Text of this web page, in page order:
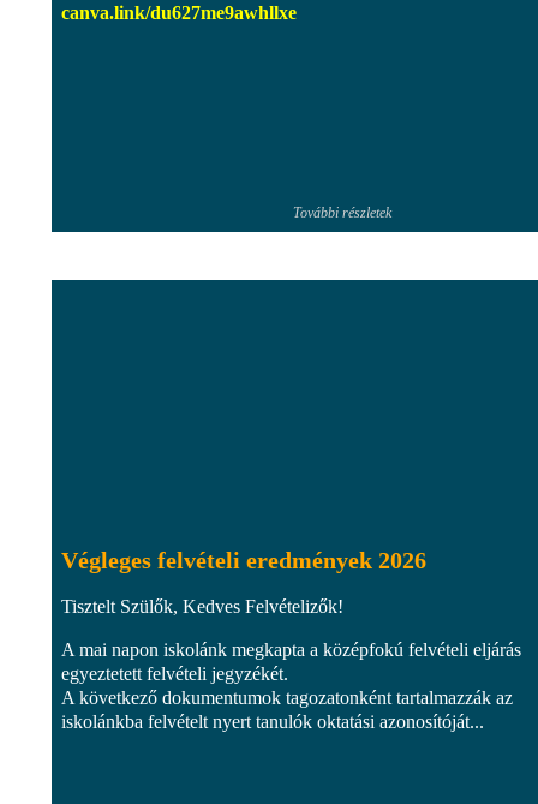
canva.link/du627me9awhllxe
További részletek
Végleges felvételi eredmények 2026
Tisztelt Szülők, Kedves Felvételizők!
A mai napon iskolánk megkapta a középfokú felvételi eljárás
egyeztetett felvételi jegyzékét.
A következő dokumentumok tagozatonként tartalmazzák az
iskolánkba felvételt nyert tanulók oktatási azonosítóját...